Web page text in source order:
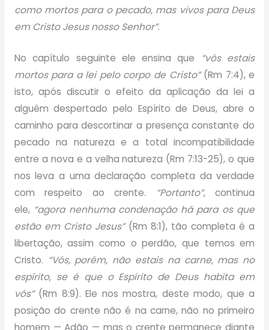
como mortos para o pecado, mas vivos para Deus
em Cristo Jesus nosso Senhor”.
No capítulo seguinte ele ensina que
“vós estais
mortos para a lei pelo corpo de Cristo”(Rm 7:4), e
isto, após discutir o efeito da aplicação da lei a
alguém despertado pelo Espírito de Deus, abre o
caminho para descortinar a presença constante do
pecado na natureza e a total incompatibilidade
entre a nova e a velha natureza (Rm 7:13-25), o que
nos leva a uma declaração completa da verdade
com respeito ao crente.
“Portanto”, continua
ele, “agora nenhuma condenação há para os que
estão em Cristo Jesus”(Rm 8:1), tão completa é a
libertação, assim como o perdão, que temos em
Cristo. “Vós, porém, não estais na carne, mas no
espírito, se é que o Espírito de Deus habita em
vós”(Rm 8:9). Ele nos mostra, deste modo, que a
posição do crente não é na carne, não no primeiro
homem — Adão — mas o crente permanece diante